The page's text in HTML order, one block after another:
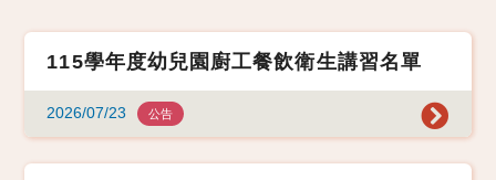
115學年度幼兒園廚工餐飲衛生講習名單
2026/07/23 公告